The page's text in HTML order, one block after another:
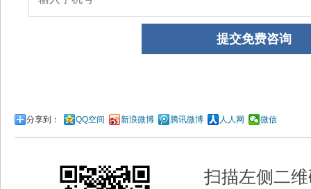
分享到： QQ空间 新浪微博 腾讯微博 人人网 微信
扫描左侧二